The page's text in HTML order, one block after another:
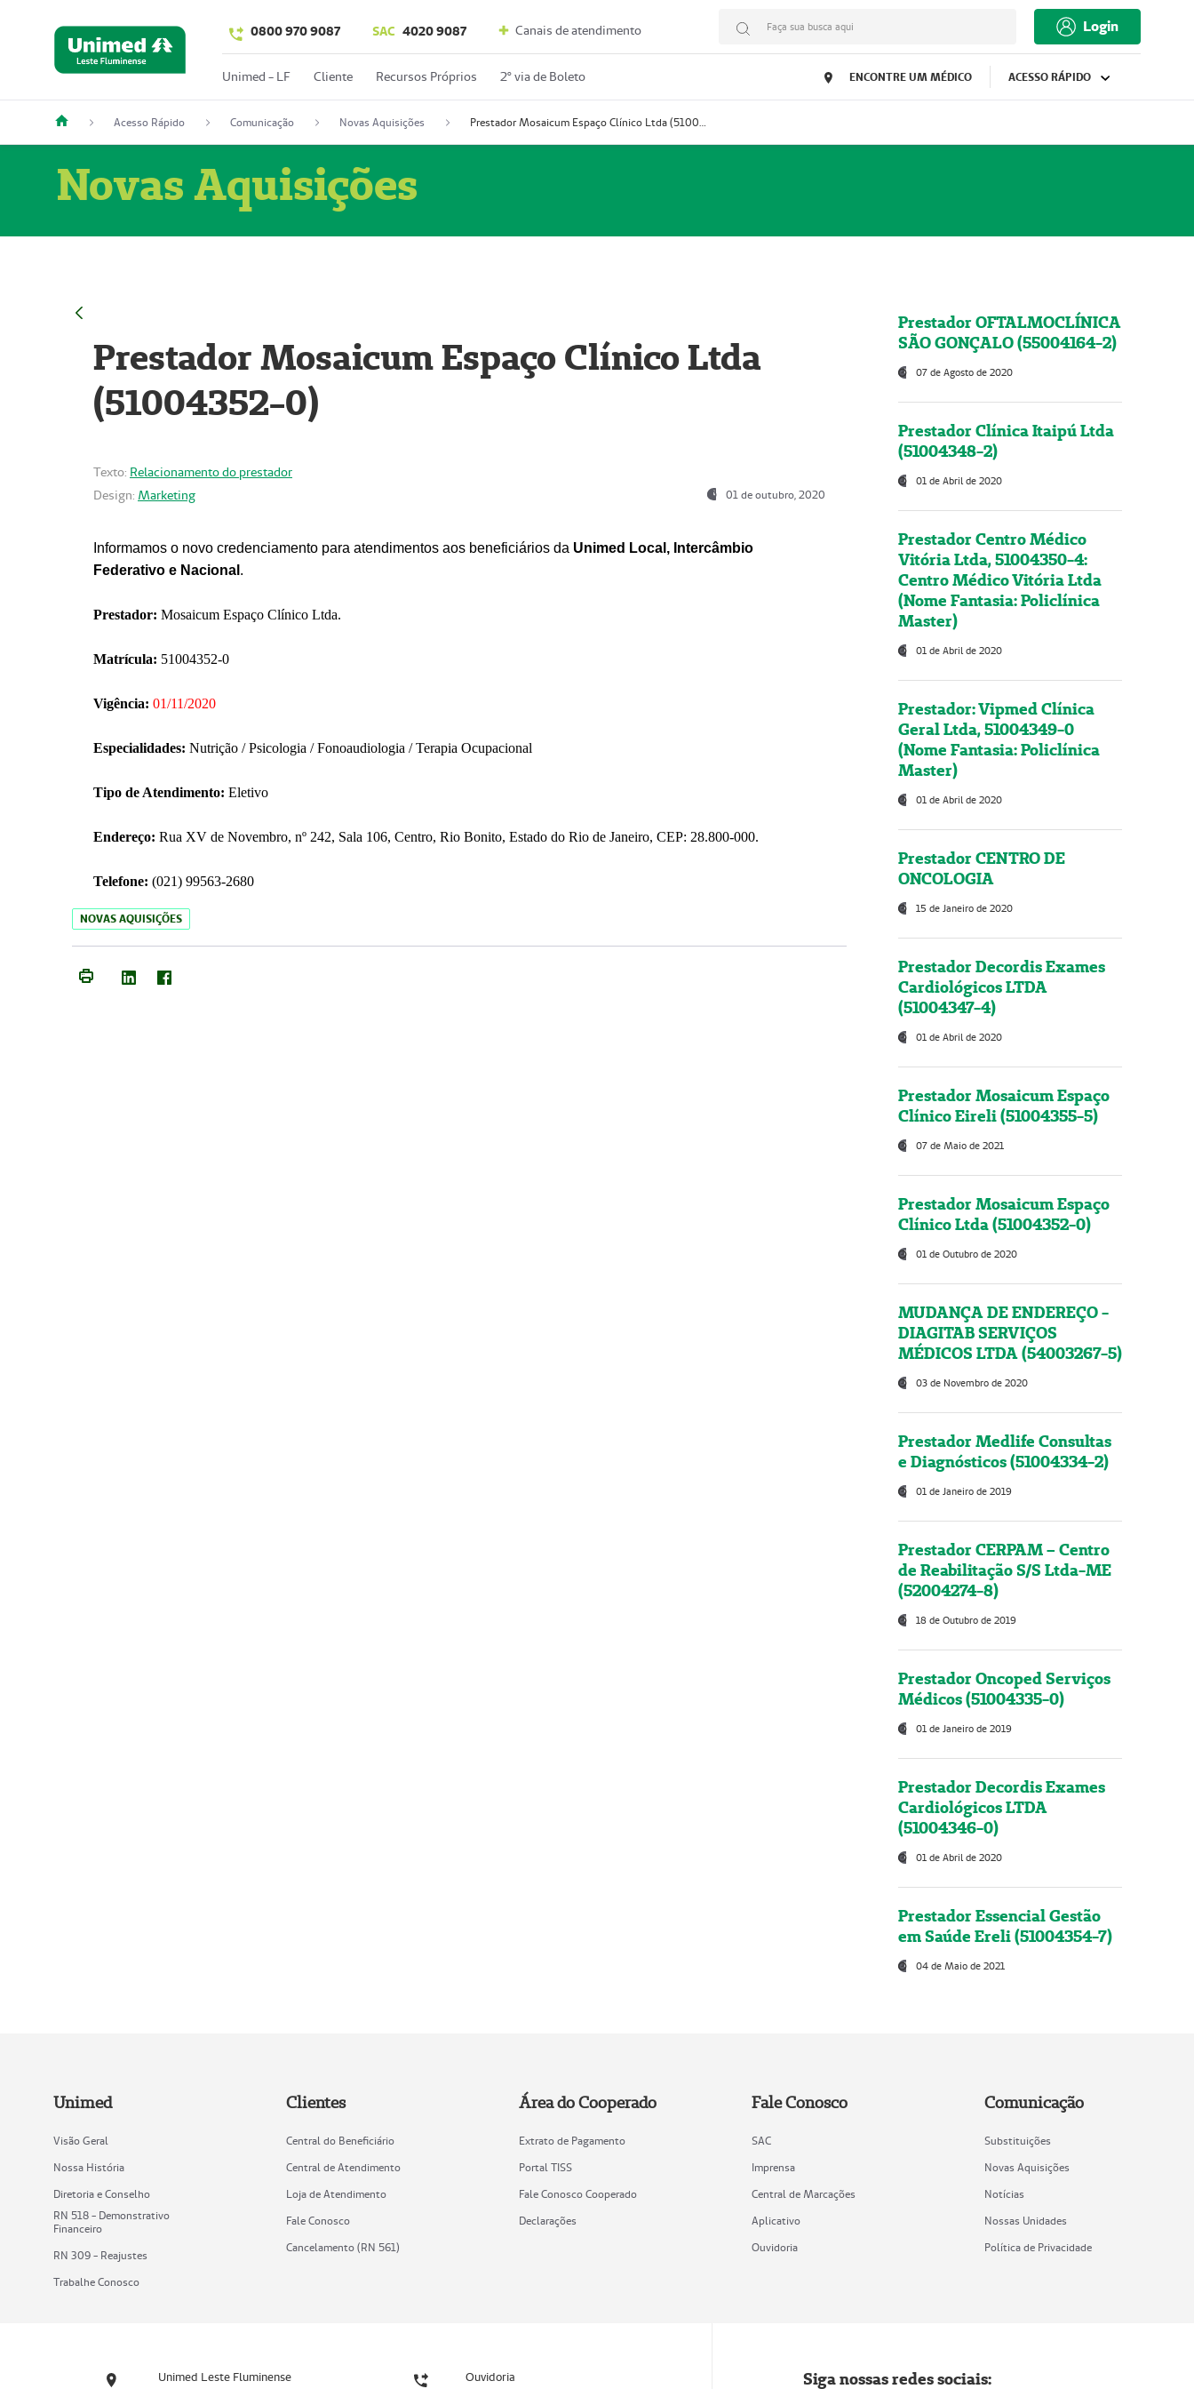
0800 970 9087 SAC 4020 9087 Canais de atendimento Faça sua busca aqui Login
Unimed - LF Cliente Recursos Próprios 2º via de Boleto ENCONTRE UM MÉDICO ACESSO RÁPIDO
Acesso Rápido Comunicação Novas Aquisições Prestador Mosaicum Espaço Clínico Ltda (51004352-0)
Novas Aquisições
Prestador Mosaicum Espaço Clínico Ltda
(51004352-0)
Texto: Relacionamento do prestador
Design: Marketing 01 de outubro, 2020
Informamos o novo credenciamento para atendimentos aos beneficiários da Unimed Local, Intercâmbio
Federativo e Nacional .
Prestador: Mosaicum Espaço Clínico Ltda.
Matrícula: 51004352-0
Vigência: 01/11/2020
Especialidades: Nutrição / Psicologia / Fonoaudiologia / Terapia Ocupacional
Tipo de Atendimento: Eletivo
Endereço: Rua XV de Novembro, nº 242, Sala 106, Centro, Rio Bonito, Estado do Rio de Janeiro, CEP: 28.800-000.
Telefone: (021) 99563-2680
NOVAS AQUISIÇÕES
Prestador OFTALMOCLÍNICA
SÃO GONÇALO (55004164-2)
07 de Agosto de 2020
Prestador Clínica Itaipú Ltda
(51004348-2)
01 de Abril de 2020
Prestador Centro Médico
Vitória Ltda, 51004350-4:
Centro Médico Vitória Ltda
(Nome Fantasia: Policlínica
Master)
01 de Abril de 2020
Prestador: Vipmed Clínica
Geral Ltda, 51004349-0
(Nome Fantasia: Policlínica
Master)
01 de Abril de 2020
Prestador CENTRO DE
ONCOLOGIA
15 de Janeiro de 2020
Prestador Decordis Exames
Cardiológicos LTDA
(51004347-4)
01 de Abril de 2020
Prestador Mosaicum Espaço
Clínico Eireli (51004355-5)
07 de Maio de 2021
Prestador Mosaicum Espaço
Clínico Ltda (51004352-0)
01 de Outubro de 2020
MUDANÇA DE ENDEREÇO -
DIAGITAB SERVIÇOS
MÉDICOS LTDA (54003267-5)
03 de Novembro de 2020
Prestador Medlife Consultas
e Diagnósticos (51004334-2)
01 de Janeiro de 2019
Prestador CERPAM – Centro
de Reabilitação S/S Ltda-ME
(52004274-8)
18 de Outubro de 2019
Prestador Oncoped Serviços
Médicos (51004335-0)
01 de Janeiro de 2019
Prestador Decordis Exames
Cardiológicos LTDA
(51004346-0)
01 de Abril de 2020
Prestador Essencial Gestão
em Saúde Ereli (51004354-7)
04 de Maio de 2021
Unimed
Visão Geral
Nossa História
Diretoria e Conselho
RN 518 - Demonstrativo
Financeiro
RN 309 - Reajustes
Trabalhe Conosco
Clientes
Central do Beneficiário
Central de Atendimento
Loja de Atendimento
Fale Conosco
Cancelamento (RN 561)
Área do Cooperado
Extrato de Pagamento
Portal TISS
Fale Conosco Cooperado
Declarações
Fale Conosco
SAC
Imprensa
Central de Marcações
Aplicativo
Ouvidoria
Comunicação
Substituições
Novas Aquisições
Notícias
Nossas Unidades
Política de Privacidade
Unimed Leste Fluminense Ouvidoria Siga nossas redes sociais: